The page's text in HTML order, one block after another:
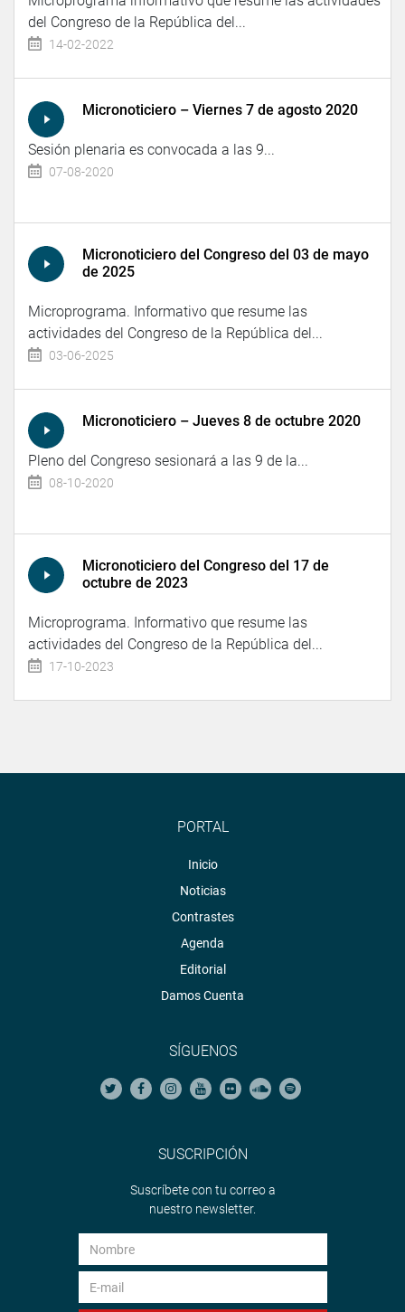
del Congreso de la República del...
14-02-2022
Micronoticiero – Viernes 7 de agosto 2020
Sesión plenaria es convocada a las 9...
07-08-2020
Micronoticiero del Congreso del 03 de mayo
de 2025
Microprograma. Informativo que resume las
actividades del Congreso de la República del...
03-06-2025
Micronoticiero – Jueves 8 de octubre 2020
Pleno del Congreso sesionará a las 9 de la...
08-10-2020
Micronoticiero del Congreso del 17 de
octubre de 2023
Microprograma. Informativo que resume las
actividades del Congreso de la República del...
17-10-2023
PORTAL
Inicio
Noticias
Contrastes
Agenda
Editorial
Damos Cuenta
SÍGUENOS
SUSCRIPCIÓN
Suscríbete con tu correo a
nuestro newsletter.